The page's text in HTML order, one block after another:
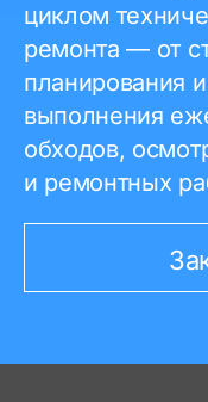
циклом
ремонта — от
планирования
выполнения
обходов,
и ремонтных